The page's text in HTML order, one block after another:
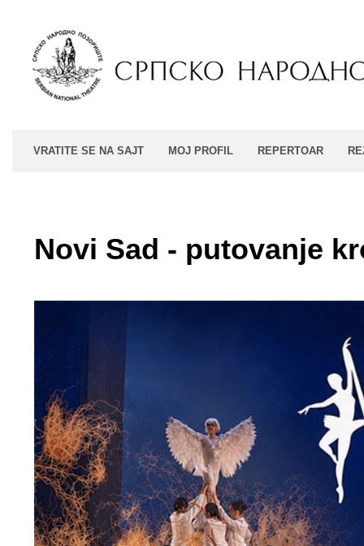
VRATITE SE NA SAJT MOJ PROFIL REPERTOAR
Novi Sad - putovanje